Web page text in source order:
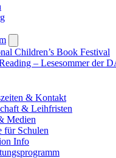
submenu
Children’s Book Festival
– Lesesommer der
& Kontakt
& Leihfristen
Medien
für Schulen
Info